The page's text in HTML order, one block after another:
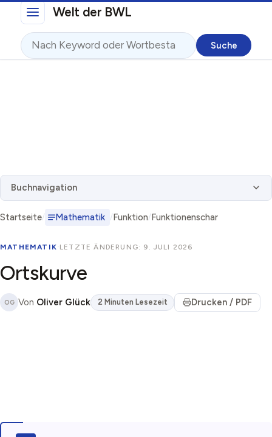
Direkt zum InhaltWelt der BWL
Suche
Buchnavigation
Startseite Mathematik Funktion Funktionenschar
MATHEMATIK· LETZTE ÄNDERUNG: 9. JULI 2026
Ortskurve
OG Von Oliver Glück 2 Minuten Lesezeit Drucken / PDF